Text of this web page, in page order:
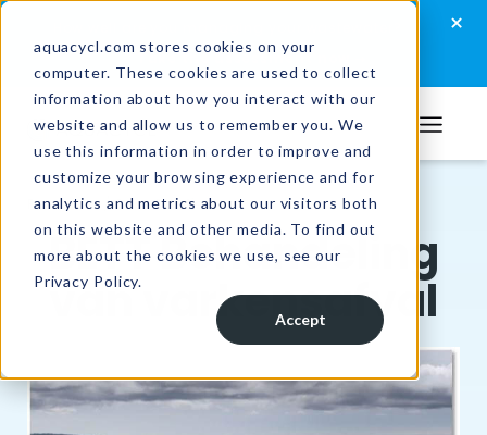
aquacycl.com stores cookies on your
computer. These cookies are used to collect
information about how you interact with our
website and allow us to remember you. We
use this information in order to improve and
customize your browsing experience and for
analytics and metrics about our visitors both
on this website and other media. To find out
more about the cookies we use, see our
Privacy Policy.
Accept
Skip
primary
navigation
Skip
main
content
Skip
footer
×
Take the assessment now
Aquacycl
Resources /Case Studies
BETT Behandeling
van varkensafval